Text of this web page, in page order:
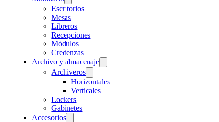
Escritorios
Mesas
Libreros
Recepciones
Módulos
Credenzas
Archivo y almacenaje
Archiveros
Horizontales
Verticales
Lockers
Gabinetes
Accesorios